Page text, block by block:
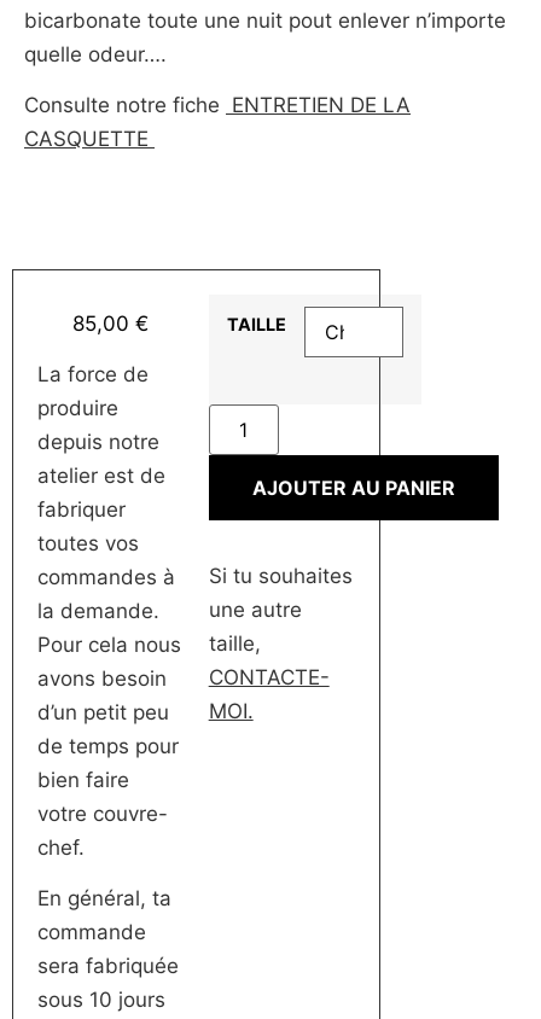
bicarbonate toute une nuit pout enlever n’importe
quelle odeur….
Consulte notre fiche ENTRETIEN DE LA
CASQUETTE
85,00€
La force de
produire
depuis notre
atelier est de
fabriquer
toutes vos
commandes à
la demande.
Pour cela nous
avons besoin
d’un petit peu
de temps pour
bien faire
votre couvre-
chef.
En général, ta
commande
sera fabriquée
sous 10 jours
TAILLE
AJOUTER AU PANIER
Si tu souhaites
une autre
taille,
CONTACTE-
MOI.